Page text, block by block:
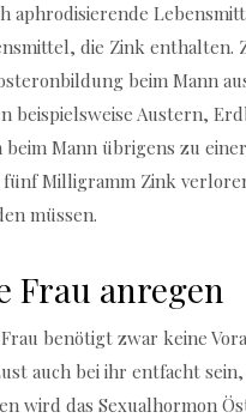
aphrodisierende
die Zink enthalten.
beim Mann
beispielsweise Austern,
beim Mann übrigens zu
fünf Milligramm Zink
müssen.
Frau anregen
benötigt zwar keine
auch bei ihr entfacht
wird das Sexualhormon